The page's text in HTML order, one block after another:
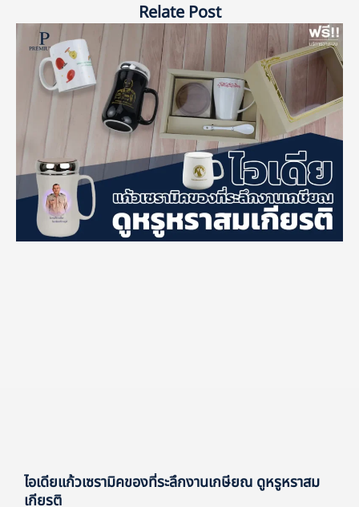
Relate Post
ไอเดียแก้วเซรามิคของที่ระลึกงานเกษียณ ดูหรูหราสม
เกียรติ